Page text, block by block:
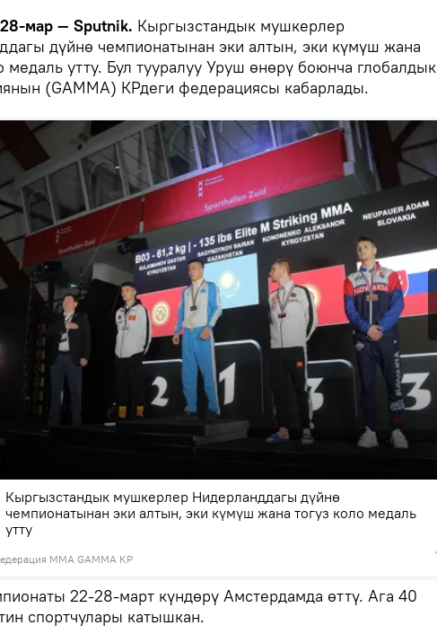
мар — Sputnik. Кыргызстандык мушкерлер
дүйнө чемпионатынан эки алтын, эки күмүш жана
медаль утту. Бул тууралуу Уруш өнөрү боюнча глобалдык
(GAMMA) КРдеги федерациясы кабарлады.
ММА GAMMA КР
Кыргызстандык мушкерлер Нидерланддагы дүйнө
чемпионатынан эки алтын, эки күмүш жана тогуз коло медаль
утту
22-28-март күндөрү Амстердамда өттү. Ага 40
спортчулары катышкан.